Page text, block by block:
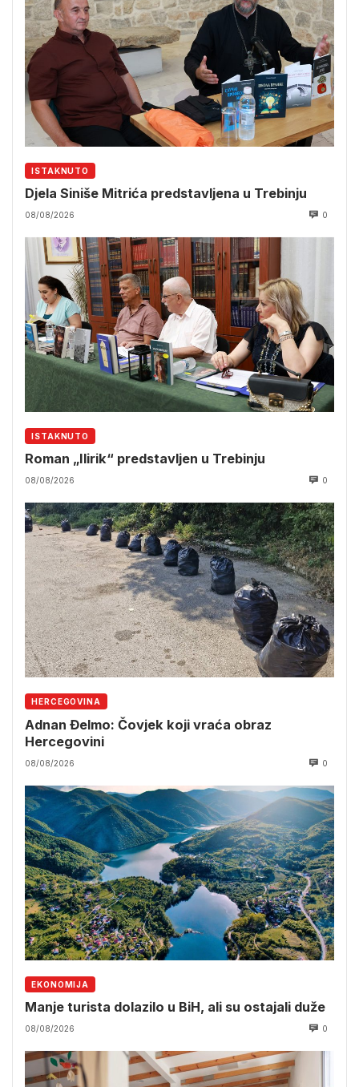
ISTAKNUTO
Djela Siniše Mitrića predstavljena u Trebinju
08/08/2026 0
ISTAKNUTO
Roman „Ilirik“ predstavljen u Trebinju
08/08/2026 0
HERCEGOVINA
Adnan Đelmo: Čovjek koji vraća obraz
Hercegovini
08/08/2026 0
EKONOMIJA
Manje turista dolazilo u BiH, ali su ostajali duže
08/08/2026 0